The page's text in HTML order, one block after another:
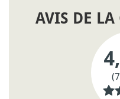
AVIS DE